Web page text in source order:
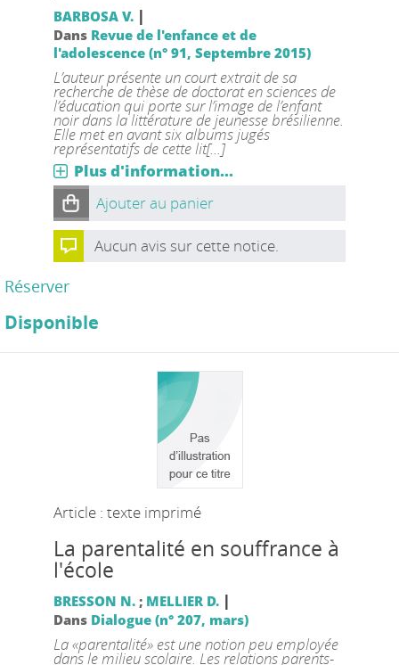
BARBOSA V. |
Dans Revue de l'enfance et de
l'adolescence (n° 91, Septembre 2015)
L’auteur présente un court extrait de sa
recherche de thèse de doctorat en sciences de
l’éducation qui porte sur l’image de l’enfant
noir dans la littérature de jeunesse brésilienne.
Elle met en avant six albums jugés
représentatifs de cette lit[...]
Plus d'information...
Ajouter au panier
Aucun avis sur cette notice.
Réserver
Disponible
Article : texte imprimé
La parentalité en souffrance à
l'école
BRESSON N.; MELLIER D. |
Dans Dialogue (n° 207, mars)
La «parentalité» est une notion peu employée
dans le milieu scolaire. Les relations parents-